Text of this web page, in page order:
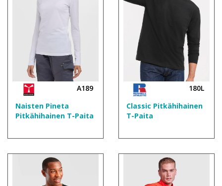
A189
Naisten Pineta
Pitkähihainen T-Paita
180L
Classic Pitkähihainen
T-Paita